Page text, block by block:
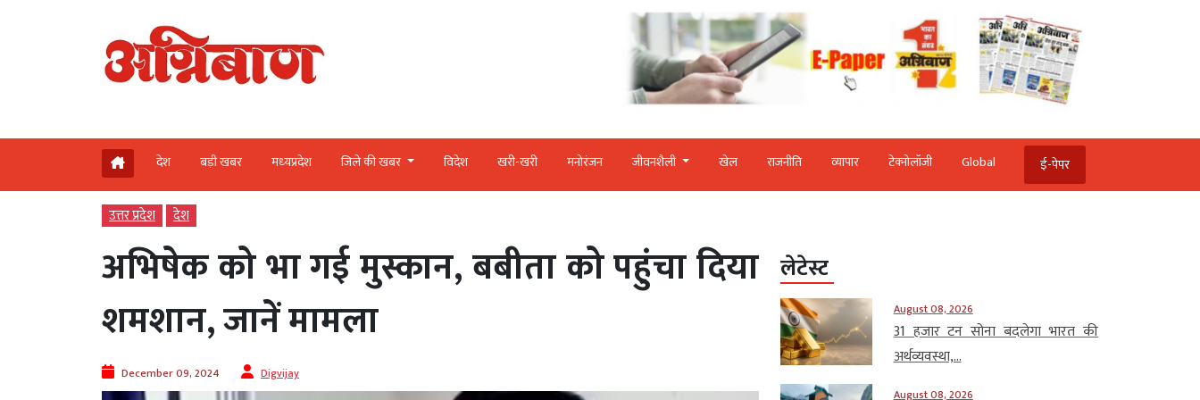
देश बड़ी खबर मध्‍यप्रदेश जिले की खबर विदेश खरी-खरी मनोरंजन जीवनशैली खेल राजनीति व्‍यापार टेक्‍नोलॉजी Global ई-पेपर
उत्तर प्रदेश देश
अभिषेक को भा गई मुस्कान, बबीता को पहुंचा दिया
शमशान, जानें मामला
December 09, 2024 Digvijay
लेटेस्ट
August 08, 2026
31 हजार टन सोना बदलेगा भारत की
अर्थव्यवस्था,...
August 08, 2026